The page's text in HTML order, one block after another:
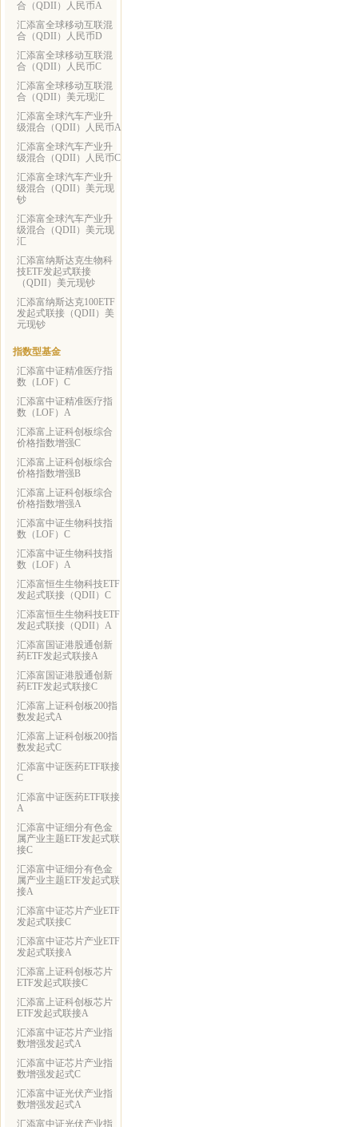
合（QDII）人民币A
汇添富全球移动互联混
合（QDII）人民币D
汇添富全球移动互联混
合（QDII）人民币C
汇添富全球移动互联混
合（QDII）美元现汇
汇添富全球汽车产业升
级混合（QDII）人民币A
汇添富全球汽车产业升
级混合（QDII）人民币C
汇添富全球汽车产业升
级混合（QDII）美元现
钞
汇添富全球汽车产业升
级混合（QDII）美元现
汇
汇添富纳斯达克生物科
技ETF发起式联接
（QDII）美元现钞
汇添富纳斯达克100ETF
发起式联接（QDII）美
元现钞
指数型基金
汇添富中证精准医疗指
数（LOF）C
汇添富中证精准医疗指
数（LOF）A
汇添富上证科创板综合
价格指数增强C
汇添富上证科创板综合
价格指数增强B
汇添富上证科创板综合
价格指数增强A
汇添富中证生物科技指
数（LOF）C
汇添富中证生物科技指
数（LOF）A
汇添富恒生生物科技ETF
发起式联接（QDII）C
汇添富恒生生物科技ETF
发起式联接（QDII）A
汇添富国证港股通创新
药ETF发起式联接A
汇添富国证港股通创新
药ETF发起式联接C
汇添富上证科创板200指
数发起式A
汇添富上证科创板200指
数发起式C
汇添富中证医药ETF联接
C
汇添富中证医药ETF联接
A
汇添富中证细分有色金
属产业主题ETF发起式联
接C
汇添富中证细分有色金
属产业主题ETF发起式联
接A
汇添富中证芯片产业ETF
发起式联接C
汇添富中证芯片产业ETF
发起式联接A
汇添富上证科创板芯片
ETF发起式联接C
汇添富上证科创板芯片
ETF发起式联接A
汇添富中证芯片产业指
数增强发起式A
汇添富中证芯片产业指
数增强发起式C
汇添富中证光伏产业指
数增强发起式A
汇添富中证光伏产业指